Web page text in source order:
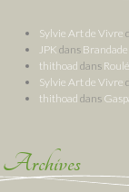
Sylvie Art de Vivre
JPK dans
thithoad dans
Sylvie Art de Vivre
thithoad dans
Archives